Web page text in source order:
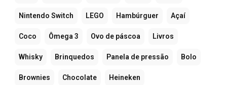
Nintendo Switch LEGO Hambúrguer Açaí
Coco Ômega 3 Ovo de páscoa Livros
Whisky Brinquedos Panela de pressão Bolo
Brownies Chocolate Heineken